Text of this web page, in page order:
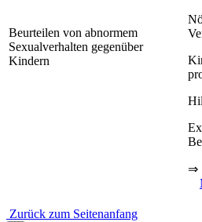
Beurteilen von abnormem
Sexualverhalten gegenüber
Kindern
⇒
Zurück zum Seitenanfang